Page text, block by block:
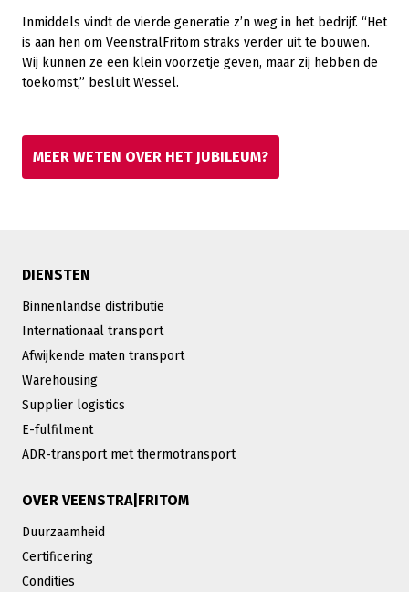
Inmiddels vindt de vierde generatie z’n weg in het bedrijf. “Het
is aan hen om VeenstralFritom straks verder uit te bouwen.
Wij kunnen ze een klein voorzetje geven, maar zij hebben de
toekomst,” besluit Wessel.
MEER WETEN OVER HET JUBILEUM?
DIENSTEN
Binnenlandse distributie
Internationaal transport
Afwijkende maten transport
Warehousing
Supplier logistics
E-fulfilment
ADR-transport met thermotransport
OVER VEENSTRA|FRITOM
Duurzaamheid
Certificering
Condities